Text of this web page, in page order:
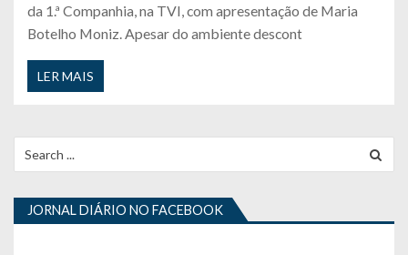
da 1.ª Companhia, na TVI, com apresentação de Maria
Botelho Moniz. Apesar do ambiente descont
LER MAIS
for:
JORNAL DIÁRIO NO FACEBOOK